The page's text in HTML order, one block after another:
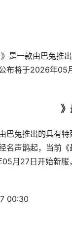
是一款由巴兔推
布将于2026年05
巴兔推出的具有
名声鹊起，当前
月27日开始新服
00:30